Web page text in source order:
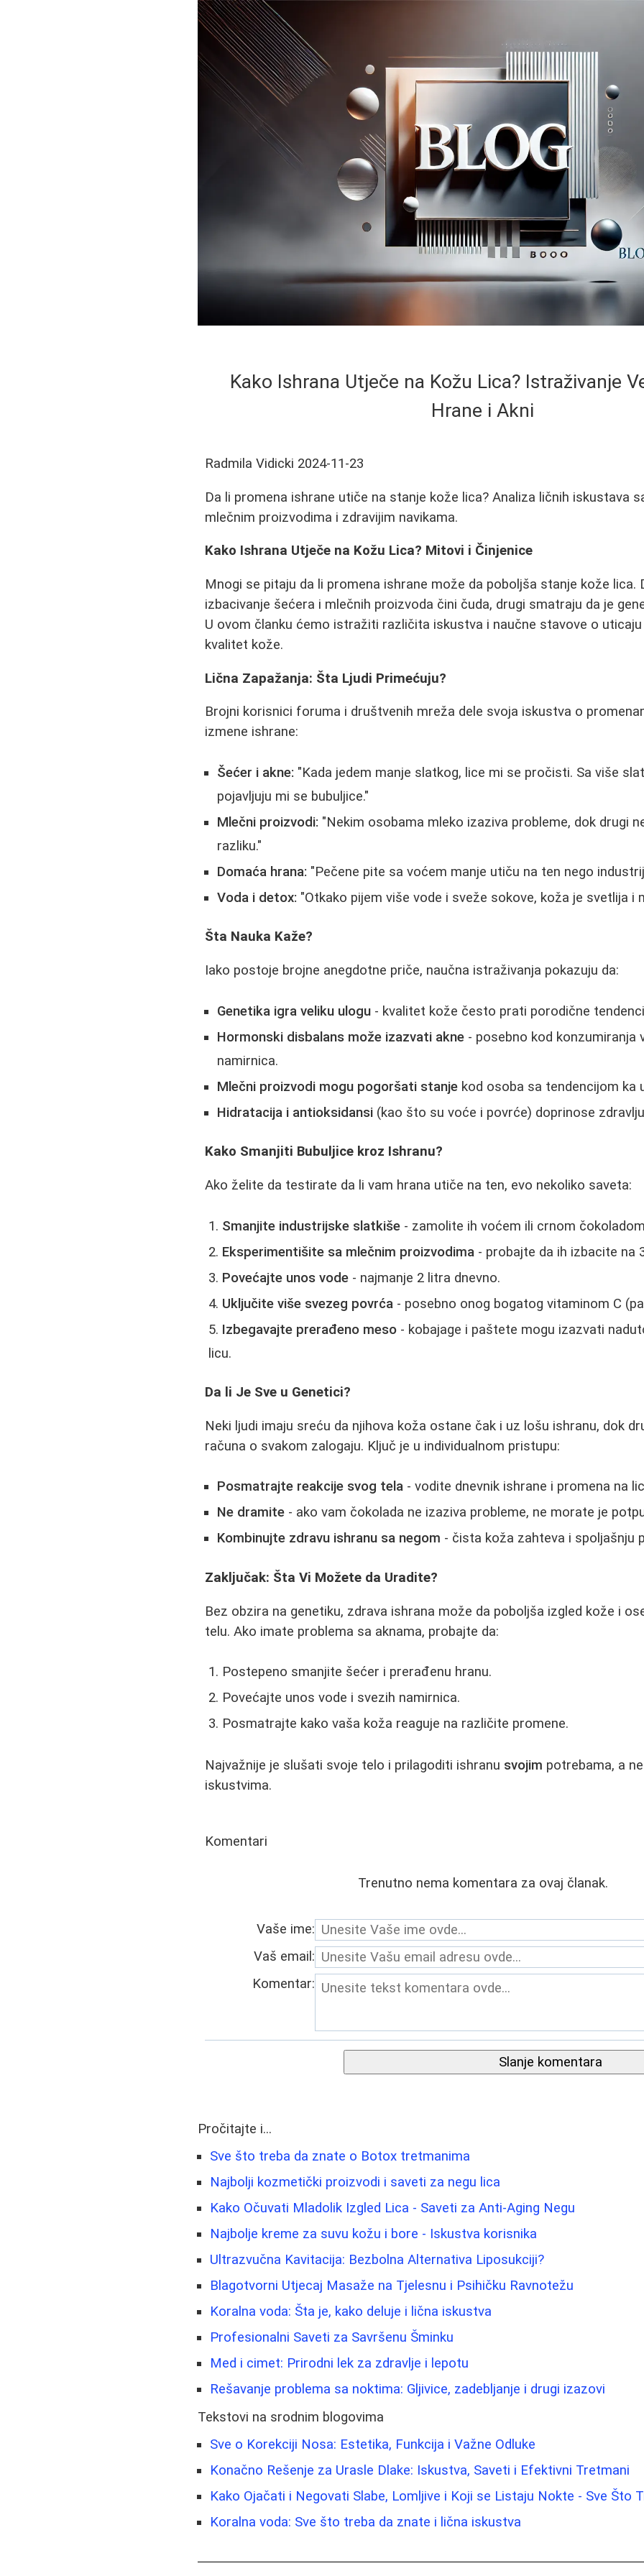
Kako Ishrana Utječe na Kožu Lica? Istraživanje
Hrane i Akni
Radmila Vidicki 2024-11-23
Da li promena ishrane utiče na stanje kože lica? Analiza ličnih iskustava
mlečnim proizvodima i zdravijim navikama.
Kako Ishrana Utječe na Kožu Lica? Mitovi i Činjenice
Mnogi se pitaju da li promena ishrane može da poboljša stanje kože lica.
izbacivanje šećera i mlečnih proizvoda čini čuda, drugi smatraju da je
U ovom članku ćemo istražiti različita iskustva i naučne stavove o uticaju
kvalitet kože.
Lična Zapažanja: Šta Ljudi Primećuju?
Brojni korisnici foruma i društvenih mreža dele svoja iskustva o
izmene ishrane:
Šećer i akne: "Kada jedem manje slatkog, lice mi se pročisti. Sa više
pojavljuju mi se bubuljice."
Mlečni proizvodi: "Nekim osobama mleko izaziva probleme, dok drugi
razliku."
Domaća hrana: "Pečene pite sa voćem manje utiču na ten nego
Voda i detox: "Otkako pijem više vode i sveže sokove, koža je svetlija i
Šta Nauka Kaže?
Iako postoje brojne anegdotne priče, naučna istraživanja pokazuju da:
Genetika igra veliku ulogu - kvalitet kože često prati porodične
Hormonski disbalans može izazvati akne - posebno kod konzumiranja
namirnica.
Mlečni proizvodi mogu pogoršati stanje kod osoba sa tendencijom ka
Hidratacija i antioksidansi (kao što su voće i povrće) doprinose
Kako Smanjiti Bubuljice kroz Ishranu?
Ako želite da testirate da li vam hrana utiče na ten, evo nekoliko saveta:
Smanjite industrijske slatkiše - zamolite ih voćem ili crnom
Eksperimentišite sa mlečnim proizvodima - probajte da ih izbacite na
Povećajte unos vode - najmanje 2 litra dnevno.
Uključite više svezeg povrća - posebno onog bogatog vitaminom C
Izbegavajte prerađeno meso - kobajage i paštete mogu izazvati
licu.
Da li Je Sve u Genetici?
Neki ljudi imaju sreću da njihova koža ostane čak i uz lošu ishranu, dok
računa o svakom zalogaju. Ključ je u individualnom pristupu:
Posmatrajte reakcije svog tela - vodite dnevnik ishrane i promena na
Ne dramite - ako vam čokolada ne izaziva probleme, ne morate je
Kombinujte zdravu ishranu sa negom - čista koža zahteva i spoljašnju
Zaključak: Šta Vi Možete da Uradite?
Bez obzira na genetiku, zdrava ishrana može da poboljša izgled kože i
telu. Ako imate problema sa aknama, probajte da:
Postepeno smanjite šećer i prerađenu hranu.
Povećajte unos vode i svezih namirnica.
Posmatrajte kako vaša koža reaguje na različite promene.
Najvažnije je slušati svoje telo i prilagoditi ishranu svojim potrebama, a
iskustvima.
Komentari
Trenutno nema komentara za ovaj članak.
Vaše ime:
Vaš email:
Komentar:
Slanje komentara
Pročitajte i...
Sve što treba da znate o Botox tretmanima
Najbolji kozmetički proizvodi i saveti za negu lica
Kako Očuvati Mladolik Izgled Lica - Saveti za Anti-Aging Negu
Najbolje kreme za suvu kožu i bore - Iskustva korisnika
Ultrazvučna Kavitacija: Bezbolna Alternativa Liposukciji?
Blagotvorni Utjecaj Masaže na Tjelesnu i Psihičku Ravnotežu
Koralna voda: Šta je, kako deluje i lična iskustva
Profesionalni Saveti za Savršenu Šminku
Med i cimet: Prirodni lek za zdravlje i lepotu
Rešavanje problema sa noktima: Gljivice, zadebljanje i drugi izazovi
Tekstovi na srodnim blogovima
Sve o Korekciji Nosa: Estetika, Funkcija i Važne Odluke
Konačno Rešenje za Urasle Dlake: Iskustva, Saveti i Efektivni Tretmani
Kako Ojačati i Negovati Slabe, Lomljive i Koji se Listaju Nokte - Sve Što
Koralna voda: Sve što treba da znate i lična iskustva